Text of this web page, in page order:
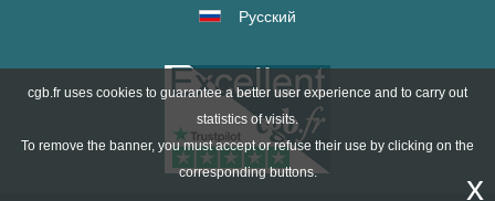
Русский
cgb.fr uses cookies to guarantee a better user experience and to carry out
statistics of visits.
To remove the banner, you must accept or refuse their use by clicking on the
corresponding buttons.
x